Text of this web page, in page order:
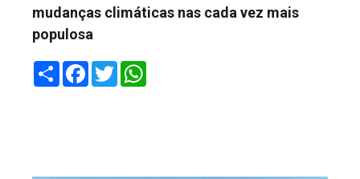
mudanças climáticas nas cada vez mais
populosa
ShareFacebook
Twitter